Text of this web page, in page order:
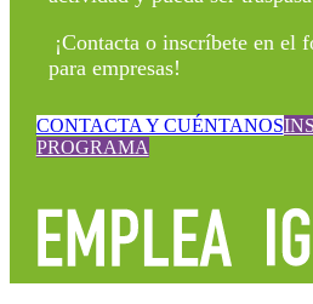
¡Contacta o inscríbete en el
para empresas!
CONTACTA Y CUÉNTANOS
PROGRAMA